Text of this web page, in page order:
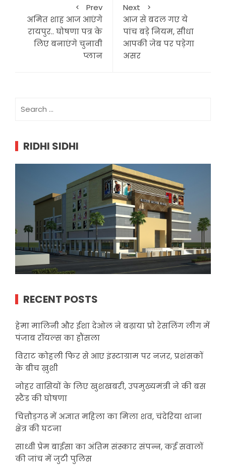
Prev
अमित शाह आज आएंगे
रायपुर.. घोषणा पत्र के
लिए बनाएंगे चुनावी
प्लान
Next
आज से बदल गए ये
पांच बड़े नियम, सीधा
आपकी जेब पर पड़ेगा
असर
for:
RIDHI SIDHI
RECENT POSTS
हेमा मालिनी और ईशा देओल ने बढ़ाया प्रो रेसलिंग लीग में
पंजाब रॉयल्स का हौंसला
विराट कोहली फिर से आए इंस्टाग्राम पर नज़र, प्रशंसकों
के बीच ख़ुशी
नोहर वासियों के लिए खुशखबरी, उपमुख्यमंत्री ने की बस
स्टैंड की घोषणा
चित्तौड़गढ़ में अज्ञात महिला का मिला शव, चंदेरिया थाना
क्षेत्र की घटना
साध्वी प्रेम बाईसा का अंतिम संस्कार संपन्न, कई सवालों
की जांच में जुटी पुलिस